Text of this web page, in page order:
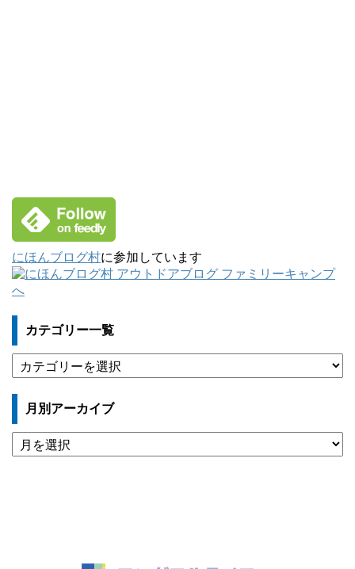
にほんブログ村に参加しています
カテゴリー一覧
テ
ゴ
ー
一
覧
月別アーカイブ
月
別